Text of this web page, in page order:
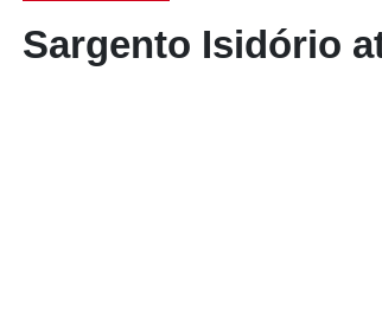
Sargento Isidório